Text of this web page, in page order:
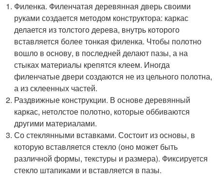
Филенка. Филенчатая деревянная дверь своими
руками создается методом конструктора: каркас
делается из толстого дерева, внутрь которого
вставляется более тонкая филенка. Чтобы полотно
вошло в основу, в последней делают пазы, а на
стыках материалы крепятся клеем. Иногда
филенчатые двери создаются не из цельного полотна,
а из склеенных частей.
Раздвижные конструкции. В основе деревянный
каркас, нетолстое полотно, которые оббиваются
другими материалами.
Со стеклянными вставками. Состоит из основы, в
которую вставляется стекло (оно может быть
различной формы, текстуры и размера). Фиксируется
стекло штапиками и вставляется в пазы.